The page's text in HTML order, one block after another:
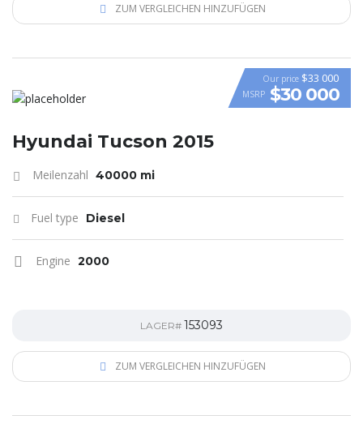
ZUM VERGLEICHEN HINZUFÜGEN
VIDEO
Our price $33 000
MSRP $30 000
Hyundai Tucson 2015
Meilenzahl 40000 mi
Fuel type Diesel
Engine 2000
LAGER# 153093
ZUM VERGLEICHEN HINZUFÜGEN